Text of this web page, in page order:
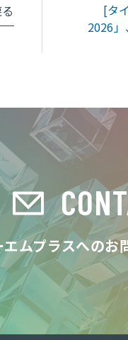
[タ
2026
エムプラスへのお